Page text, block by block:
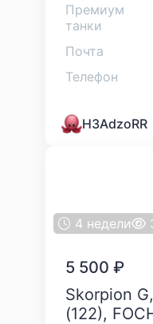
Премиум
танки
Почта
Телефон
H3AdzoRR
4 недели
5 500 ₽
Skorpion G, 703 II
(122),